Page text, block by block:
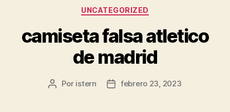
Categorías
UNCATEGORIZED
camiseta falsa atletico
de madrid
Autor
Por istern
Fechafebrero 23, 2023